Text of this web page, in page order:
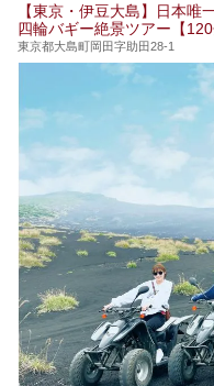
24時間営業で
い施設、デート
が充実した施設
ださい。
【東京・伊豆大島】日本
四輪バギー絶景ツアー【120
東京都大島町岡田字助田28-1